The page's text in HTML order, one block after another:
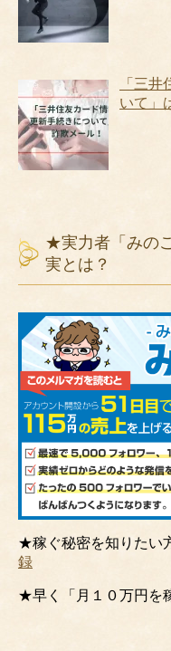
「三
いて」
★実力者「みの
実とは？
★稼ぐ秘密を知りたい
録
★早く「月１０万円